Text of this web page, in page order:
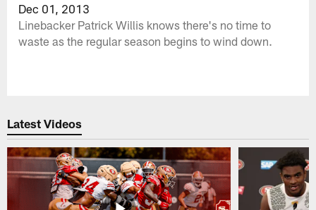
Dec 01, 2013
Linebacker Patrick Willis knows there's no time to
waste as the regular season begins to wind down.
Latest Videos